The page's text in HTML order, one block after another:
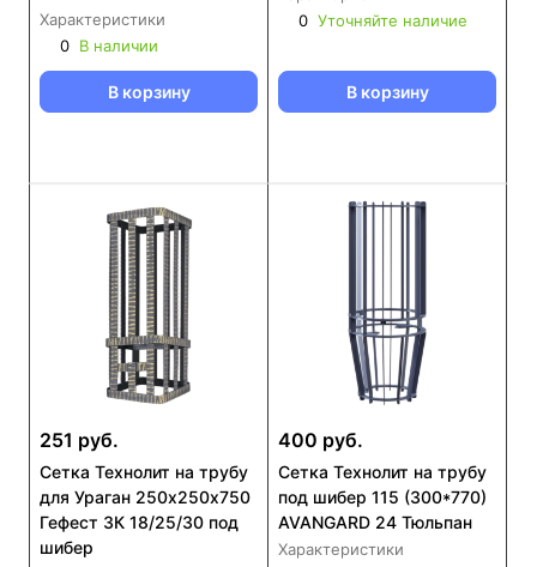
Характеристики
0 В наличии
В корзину
0 Уточняйте наличие
В корзину
251 руб.
Сетка Технолит на трубу
для Ураган 250х250х750
Гефест ЗК 18/25/30 под
шибер
400 руб.
Сетка Технолит на трубу
под шибер 115 (300*770)
AVANGARD 24 Тюльпан
Характеристики